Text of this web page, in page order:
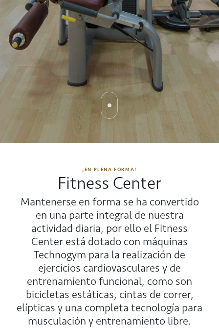
¡EN PLENA FORMA!
Fitness Center
Mantenerse en forma se ha convertido
en una parte integral de nuestra
actividad diaria, por ello el Fitness
Center está dotado con máquinas
Technogym para la realización de
ejercicios cardiovasculares y de
entrenamiento funcional, como son
bicicletas estáticas, cintas de correr,
elípticas y una completa tecnología para
musculación y entrenamiento libre.